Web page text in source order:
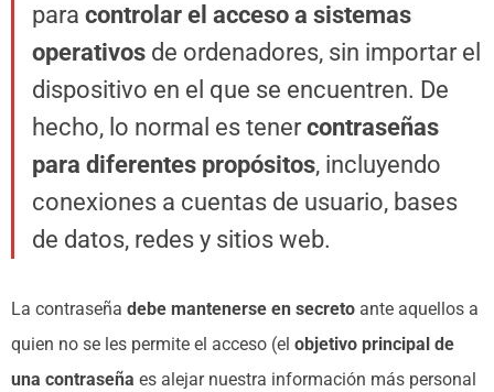
para controlar el acceso a sistemas
operativos de ordenadores, sin importar el
dispositivo en el que se encuentren. De
hecho, lo normal es tenercontraseñas
para diferentes propósitos, incluyendo
conexiones a cuentas de usuario, bases
de datos, redes y sitios web.
La contraseña debe mantenerse en secreto ante aquellos a
quien no se les permite el acceso (el objetivo principal de
una contraseña es alejar nuestra información más personal